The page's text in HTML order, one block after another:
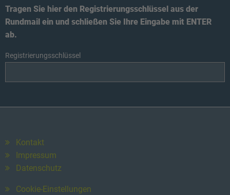
Tragen Sie hier den Registrierungsschlüssel aus der
Rundmail ein und schließen Sie Ihre Eingabe mit ENTER
ab.
Registrierungsschlüssel
Kontakt
Impressum
Datenschutz
Cookie-Einstellungen